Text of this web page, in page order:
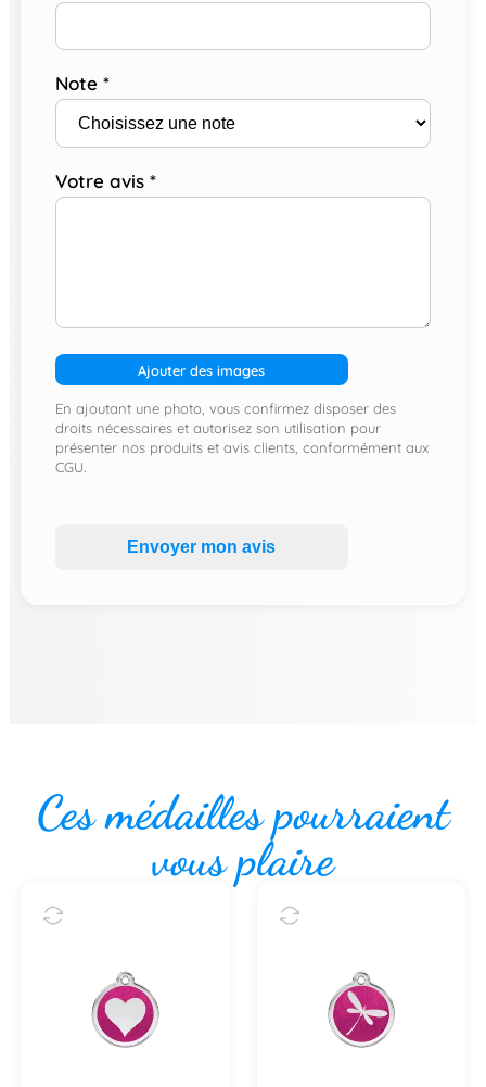
Note *
Votre avis *
Ajouter des images
En ajoutant une photo, vous confirmez disposer des
droits nécessaires et autorisez son utilisation pour
présenter nos produits et avis clients, conformément aux
CGU.
Envoyer mon avis
Ces médailles pourraient
vous plaire